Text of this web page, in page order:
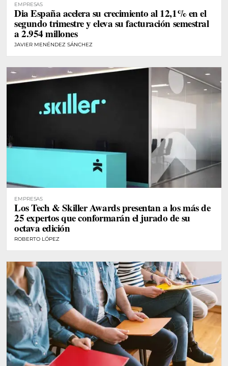
EMPRESAS
Dia España acelera su crecimiento al 12,1% en el
segundo trimestre y eleva su facturación semestral
a 2.954 millones
JAVIER MENÉNDEZ SÁNCHEZ
EMPRESAS
Los Tech & Skiller Awards presentan a los más de
25 expertos que conformarán el jurado de su
octava edición
ROBERTO LÓPEZ